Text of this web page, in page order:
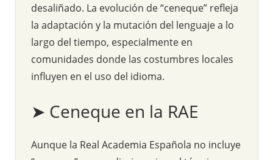
desaliñado. La evolución de “ceneque” refleja
la adaptación y la mutación del lenguaje a lo
largo del tiempo, especialmente en
comunidades donde las costumbres locales
influyen en el uso del idioma.
➤ Ceneque en la RAE
Aunque la Real Academia Española no incluye